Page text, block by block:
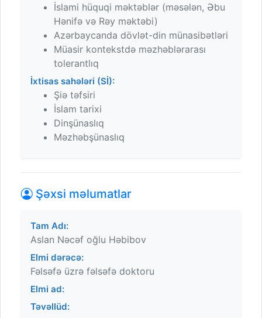
İslami hüquqi məktəblər (məsələn, Əbu
Hənifə və Rəy məktəbi)
Azərbaycanda dövlət-din münasibətləri
Müasir kontekstdə məzhəblərarası
tolerantlıq
İxtisas sahələri (Sİ):
Şiə təfsiri
İslam tarixi
Dinşünaslıq
Məzhəbşünaslıq
Şəxsi məlumatlar
Tam Adı:
Aslan Nəcəf oğlu Həbibov
Elmi dərəcə:
Fəlsəfə üzrə fəlsəfə doktoru
Elmi ad:
Təvəllüd: